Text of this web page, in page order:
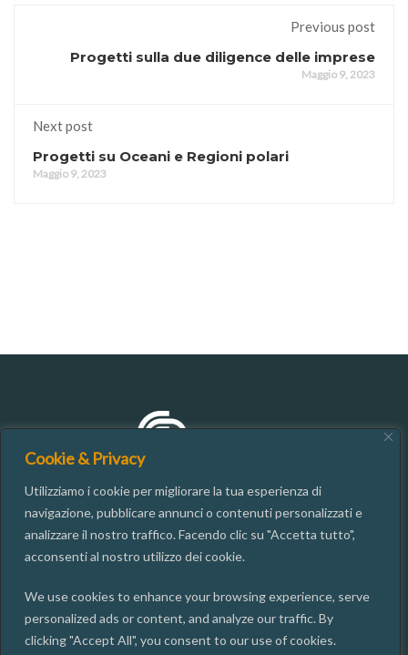
Cookie & Privacy
Utilizziamo i cookie per migliorare la tua esperienza di
navigazione, pubblicare annunci o contenuti personalizzati e
analizzare il nostro traffico. Facendo clic su "Accetta tutto",
acconsenti al nostro utilizzo dei cookie.
We use cookies to enhance your browsing experience, serve
personalized ads or content, and analyze our traffic. By
clicking "Accept All", you consent to our use of cookies.
Previous post
Progetti sulla due diligence delle imprese
Maggio 9, 2023
Next post
Progetti su Oceani e Regioni polari
Maggio 9, 2023
CONTATTI
06.49937667